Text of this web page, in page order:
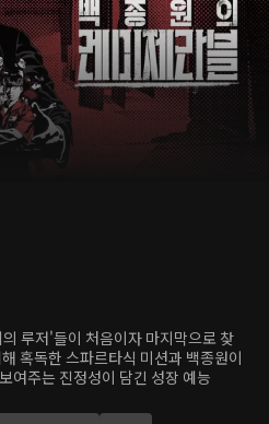
루저'들이 처음이자 마지막으로 찾
혹독한 스파르타식 미션과 백종원이
여주는 진정성이 담긴 성장 예능